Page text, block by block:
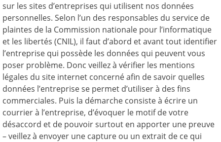
sur les sites d’entreprises qui utilisent nos données
personnelles. Selon l’un des responsables du service de
plaintes de la Commission nationale pour l’informatique
et les libertés (CNIL), il faut d’abord et avant tout identifier
l’entreprise qui possède les données qui peuvent vous
poser problème. Donc veillez à vérifier les mentions
légales du site internet concerné afin de savoir quelles
données l’entreprise se permet d’utiliser à des fins
commerciales. Puis la démarche consiste à écrire un
courrier à l’entreprise, d’évoquer le motif de votre
désaccord et de pouvoir surtout en apporter une preuve
– veillez à envoyer une capture ou un extrait de ce qui